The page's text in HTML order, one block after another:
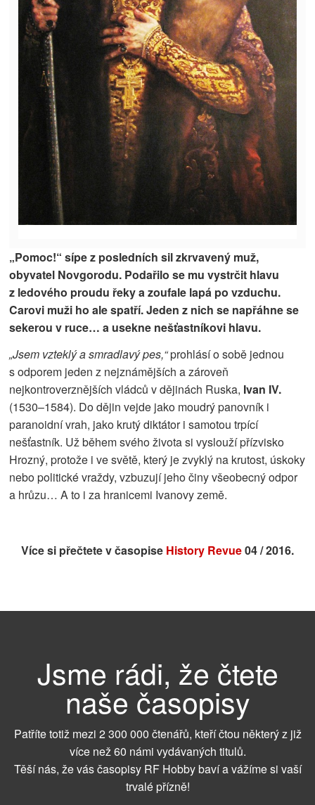
„Pomoc!“ sípe z posledních sil zkrvavený muž,
obyvatel Novgorodu. Podařilo se mu vystrčit hlavu
z ledového proudu řeky a zoufale lapá po vzduchu.
Carovi muži ho ale spatří. Jeden z nich se napřáhne se
sekerou v ruce… a usekne nešťastníkovi hlavu.
„Jsem vzteklý a smradlavý pes,“prohlásí o sobě jednou
s odporem jeden z nejznámějších a zároveň
nejkontroverznějších vládců v dějinách Ruska, Ivan IV.
(1530–1584). Do dějin vejde jako moudrý panovník i
paranoidní vrah, jako krutý diktátor i samotou trpící
nešťastník. Už během svého života si vyslouží přízvisko
Hrozný, protože i ve světě, který je zvyklý na krutost, úskoky
nebo politické vraždy, vzbuzují jeho činy všeobecný odpor
a hrůzu… A to i za hranicemi Ivanovy země.
Více si přečtete v časopise History Revue04 / 2016.
Jsme rádi, že čtete
naše časopisy
Patříte totiž mezi 2 300 000 čtenářů, kteří čtou některý z již
více než 60 námi vydávaných titulů.
Těší nás, že vás časopisy RF Hobby baví a vážíme si vaší
trvalé přízně!